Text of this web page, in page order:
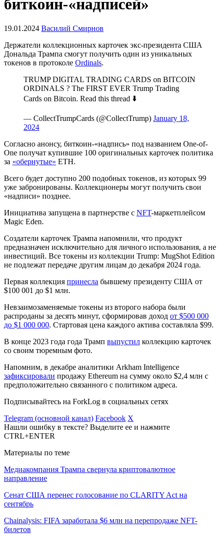
биткоин-«надписей»
19.01.2024 Василий Смирнов
Держатели коллекционных карточек экс-президента США
Дональда Трампа смогут получить один из уникальных
токенов в протоколе Ordinals.
TRUMP DIGITAL TRADING CARDS on BITCOIN
ORDINALS ? The FIRST EVER Trump Trading
Cards on Bitcoin. Read this thread ⬇️
— CollectTrumpCards (@CollectTrump) January 18,
2024
Согласно анонсу, биткоин-«надпись» под названием One-of-
One получат купившие 100 оригинальных карточек политика
за «обернутые» ETH.
Всего будет доступно 200 подобных токенов, из которых 99
уже забронированы. Коллекционеры могут получить свои
«надписи» позднее.
Инициатива запущена в партнерстве с NFT-маркетплейсом
Magic Eden.
Создатели карточек Трампа напомнили, что продукт
предназначен исключительно для личного использования, а не
инвестиций. Все токены из коллекции Trump: MugShot Edition
не подлежат передаче другим лицам до декабря 2024 года.
Первая коллекция принесла бывшему президенту США от
$100 001 до $1 млн.
Невзаимозаменяемые токены из второго набора были
распроданы за десять минут, cформировав доход от $500 000
до $1 000 000. Стартовая цена каждого актива составляла $99.
В конце 2023 года года Трамп выпустил коллекцию карточек
со своим тюремным фото.
Напомним, в декабре аналитики Arkham Intelligence
зафиксировали продажу Ethereum на сумму около $2,4 млн с
предположительно связанного с политиком адреса.
Подписывайтесь на ForkLog в социальных сетях
Telegram (основной канал) Facebook X
Нашли ошибку в тексте? Выделите ее и нажмите
CTRL+ENTER
Материалы по теме
Медиакомпания Трампа свернула криптовалютное
направление
Сенат США перенес голосование по CLARITY Act на
сентябрь
Chainalysis: FIFA заработала $6 млн на перепродаже NFT-
билетов